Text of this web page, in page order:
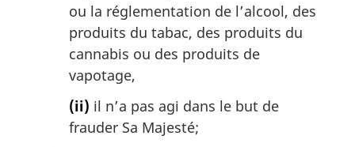
ou la réglementation de l’alcool, des
produits du tabac, des produits du
cannabis ou des produits de
vapotage,
(ii) il n’a pas agi dans le but de
frauder Sa Majesté;